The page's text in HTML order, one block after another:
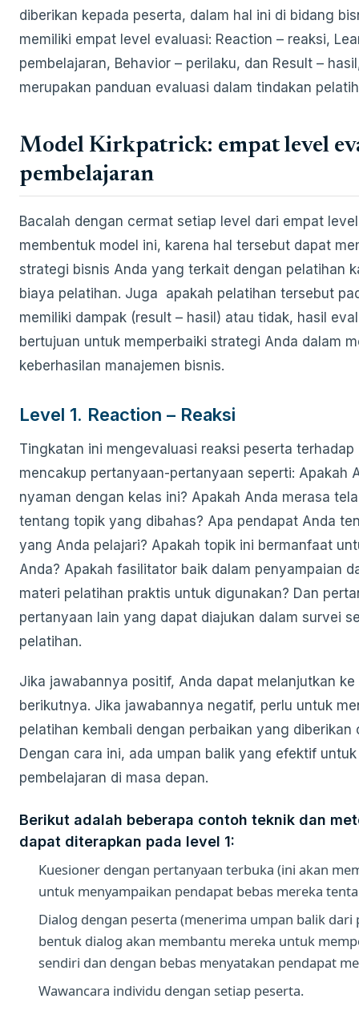
diberikan kepada peserta, dalam hal ini di bidang
memiliki empat level evaluasi: Reaction – reaksi,
pembelajaran, Behavior – perilaku, dan Result –
merupakan panduan evaluasi dalam tindakan
Model Kirkpatrick: empat level
pembelajaran
Bacalah dengan cermat setiap level dari empat
membentuk model ini, karena hal tersebut dapat
strategi bisnis Anda yang terkait dengan pelatihan
biaya pelatihan. Juga apakah pelatihan tersebut
memiliki dampak (result – hasil) atau tidak, hasil
bertujuan untuk memperbaiki strategi Anda dalam
keberhasilan manajemen bisnis.
Level 1. Reaction – Reaksi
Tingkatan ini mengevaluasi reaksi peserta terhadap
mencakup pertanyaan-pertanyaan seperti: Apakah
nyaman dengan kelas ini? Apakah Anda merasa
tentang topik yang dibahas? Apa pendapat Anda
yang Anda pelajari? Apakah topik ini bermanfaat
Anda? Apakah fasilitator baik dalam penyampaian
materi pelatihan praktis untuk digunakan? Dan
pertanyaan lain yang dapat diajukan dalam survei
pelatihan.
Jika jawabannya positif, Anda dapat melanjutkan
berikutnya. Jika jawabannya negatif, perlu untuk
pelatihan kembali dengan perbaikan yang diberikan
Dengan cara ini, ada umpan balik yang efektif
pembelajaran di masa depan.
Berikut adalah beberapa contoh teknik dan
dapat diterapkan pada level 1:
Kuesioner dengan pertanyaan terbuka (ini akan
untuk menyampaikan pendapat bebas mereka
Dialog dengan peserta (menerima umpan balik dari
bentuk dialog akan membantu mereka untuk
sendiri dan dengan bebas menyatakan pendapat
Wawancara individu dengan setiap peserta.